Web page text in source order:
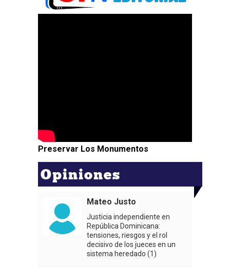
Preservar Los Monumentos
Opiniones
Mateo Justo
Justicia independiente en
República Dominicana:
tensiones, riesgos y el rol
decisivo de los jueces en un
sistema heredado (1)